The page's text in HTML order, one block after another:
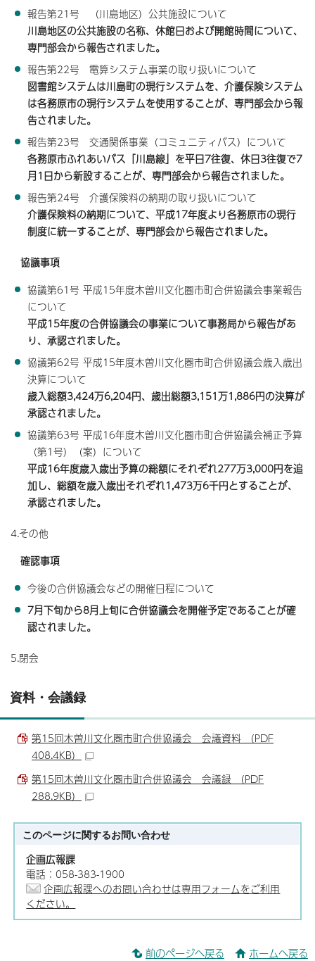
報告第21号 （川島地区）公共施設について
川島地区の公共施設の名称、休館日および開館時間について、
専門部会から報告されました。
報告第22号 電算システム事業の取り扱いについて
図書館システムは川島町の現行システムを、介護保険システム
は各務原市の現行システムを使用することが、専門部会から報
告されました。
報告第23号 交通関係事業（コミュニティバス）について
各務原市ふれあいバス「川島線」を平日7往復、休日3往復で7
月1日から新設することが、専門部会から報告されました。
報告第24号 介護保険料の納期の取り扱いについて
介護保険料の納期について、平成17年度より各務原市の現行
制度に統一することが、専門部会から報告されました。
協議事項
協議第61号 平成15年度木曽川文化圏市町合併協議会事業報告
について
平成15年度の合併協議会の事業について事務局から報告があ
り、承認されました。
協議第62号 平成15年度木曽川文化圏市町合併協議会歳入歳出
決算について
歳入総額3,424万6,204円、歳出総額3,151万1,886円の決算が
承認されました。
協議第63号 平成16年度木曽川文化圏市町合併協議会補正予算
（第1号）（案）について
平成16年度歳入歳出予算の総額にそれぞれ277万3,000円を追
加し、総額を歳入歳出それぞれ1,473万6千円とすることが、
承認されました。
4.その他
確認事項
今後の合併協議会などの開催日程について
7月下旬から8月上旬に合併協議会を開催予定であることが確
認されました。
5.閉会
資料・会議録
第15回木曽川文化圏市町合併協議会 会議資料 （PDF
408.4KB）
第15回木曽川文化圏市町合併協議会 会議録 （PDF
288.9KB）
このページに関するお問い合わせ
企画広報課
電話：058-383-1900
企画広報課へのお問い合わせは専用フォームをご利用
ください。
前のページへ戻る ホームへ戻る